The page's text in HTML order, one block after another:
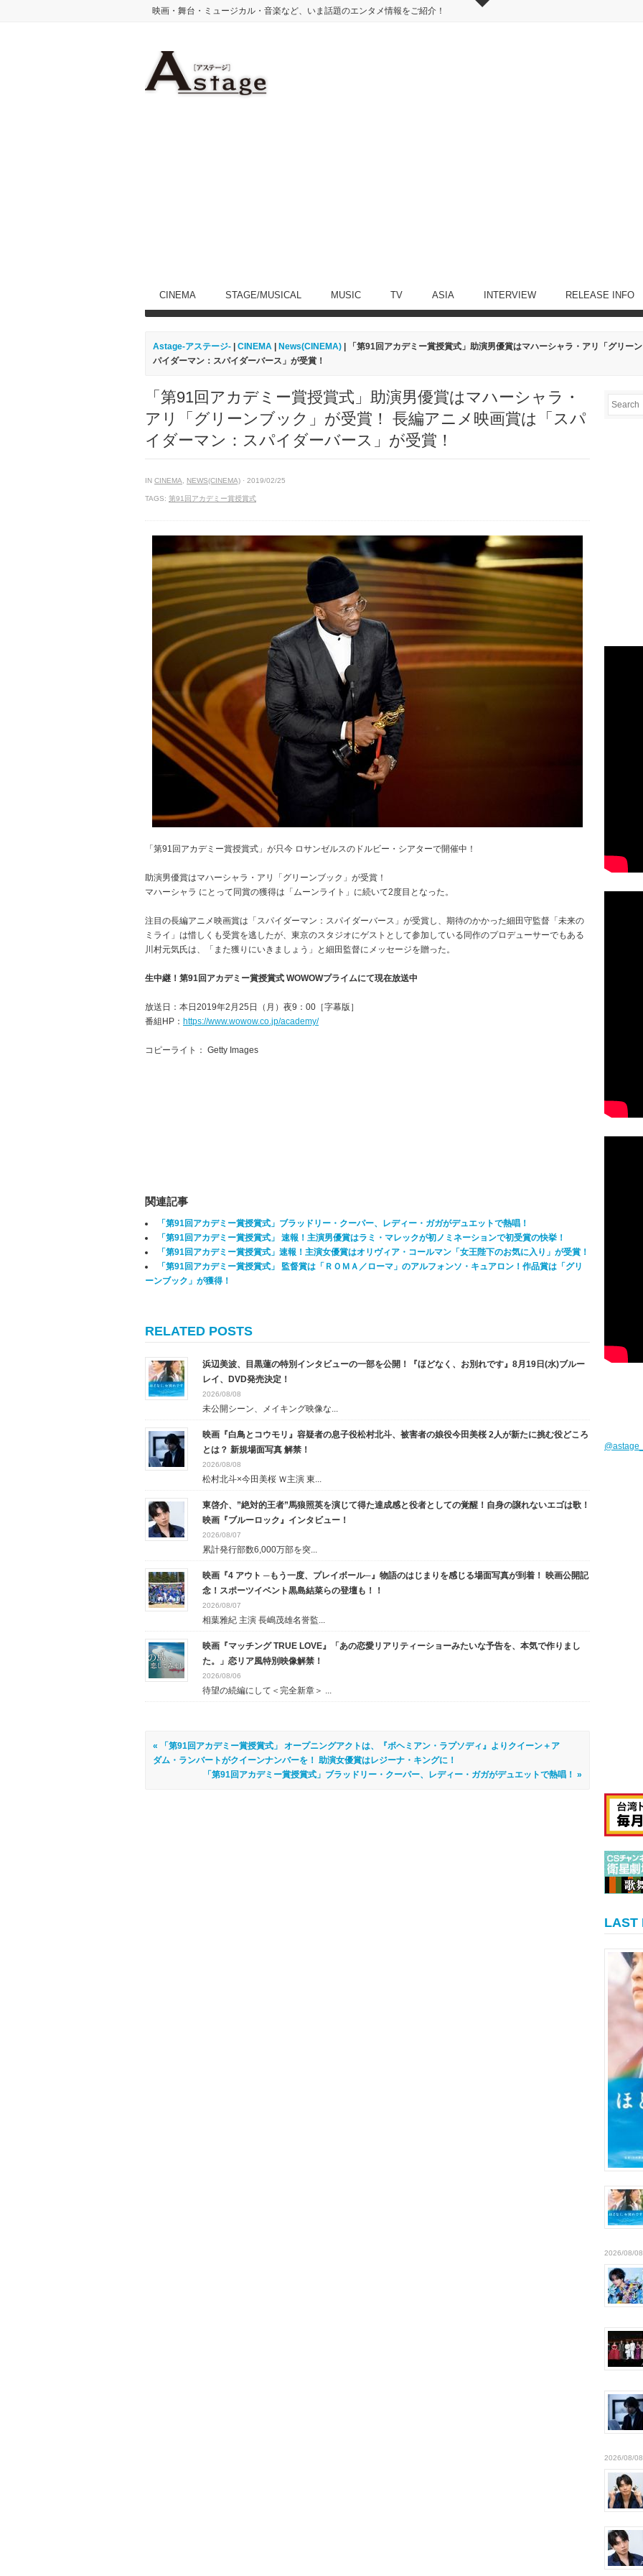
映画・舞台・ミュージカル・音楽など、いま話題のエンタメ情報をご紹介！
CINEMA STAGE/MUSICAL MUSIC TV ASIA INTERVIEW RELEASE INFO
Astage-アステージ- CINEMA News(CINEMA) | 「第91回アカデミー賞授賞式」助演男優賞はマハーシャラ・アリ「グリー
パイダーマン：スパイダーバース」が受賞！
「第91回アカデミー賞授賞式」助演男優賞はマハーシャラ・
アリ「グリーンブック」が受賞！ 長編アニメ映画賞は「スパ
イダーマン：スパイダーバース」が受賞！
IN CINEMA NEWS(CINEMA) · 2019/02/25
TAGS: 第91回アカデミー賞授賞式
「第91回アカデミー賞授賞式」が只今 ロサンゼルスのドルビー・シアターで開催中！
助演男優賞はマハーシャラ・アリ「グリーンブック」が受賞！
マハーシャラ にとって同賞の獲得は「ムーンライト」に続いて2度目となった。
注目の長編アニメ映画賞は「スパイダーマン：スパイダーバース」が受賞し、期待のかかった細田守監督「未来の
ミライ」は惜しくも受賞を逃したが、東京のスタジオにゲストとして参加している同作のプロデューサーでもある
川村元気氏は、「また獲りにいきましょう」と細田監督にメッセージを贈った。
生中継！第91回アカデミー賞授賞式 WOWOWプライムにて現在放送中
放送日：本日2019年2月25日（月）夜9：00［字幕版］
番組HP： https://www.wowow.co.jp/academy/
コピーライト： Getty Images
関連記事
「第91回アカデミー賞授賞式」ブラッドリー・クーパー、レディー・ガガがデュエットで熱唱！
「第91回アカデミー賞授賞式」 速報！主演男優賞はラミ・マレックが初ノミネーションで初受賞の快挙！
「第91回アカデミー賞授賞式」速報！主演女優賞はオリヴィア・コールマン「女王陛下のお気に入り」が受賞！
「第91回アカデミー賞授賞式」 監督賞は「ＲＯＭＡ／ローマ」のアルフォンソ・キュアロン！作品賞は「グリ
ーンブック」が獲得！
RELATED POSTS
浜辺美波、目黒蓮の特別インタビューの一部を公開！『ほどなく、お別れです』8月19日(水)ブルー
レイ、DVD発売決定！
2026/08/08
未公開シーン、メイキング映像な...
映画『白鳥とコウモリ』容疑者の息子役松村北斗、被害者の娘役今田美桜 2人が新たに挑む役どころ
とは？ 新規場面写真 解禁！
2026/08/08
松村北斗×今田美桜 Ｗ主演 東...
東啓介、”絶対的王者”馬狼照英を演じて得た達成感と役者としての覚醒！自身の譲れないエゴは歌！
映画『ブルーロック』インタビュー！
2026/08/07
累計発行部数6,000万部を突...
映画『4 アウト ─もう一度、プレイボール─』物語のはじまりを感じる場面写真が到着！ 映画公開記
念！スポーツイベント黒島結菜らの登壇も！！
2026/08/07
相葉雅紀 主演 長嶋茂雄名誉監...
映画『マッチング TRUE LOVE』「あの恋愛リアリティーショーみたいな予告を、本気で作りまし
た。」恋リア風特別映像解禁！
2026/08/06
待望の続編にして＜完全新章＞ ...
« 「第91回アカデミー賞授賞式」 オープニングアクトは、『ボヘミアン・ラプソディ』よりクイーン＋ア
ダム・ランバートがクイーンナンバーを！ 助演女優賞はレジーナ・キングに！
「第91回アカデミー賞授賞式」ブラッドリー・クーパー、レディー・ガガがデュエットで熱唱！ »
LAST
2026/08/08
2026/08/08